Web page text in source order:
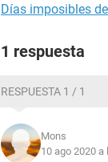
Días imposibles
1 respuesta
RESPUESTA 1 / 1
Mons
10 ago 2020 a